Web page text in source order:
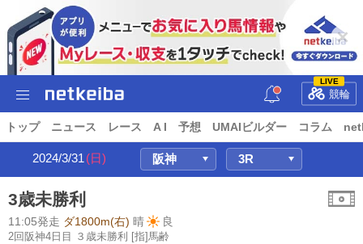
LIVE
競輪
トップ ニュース レース A I 予想 UMAIビルダー コラム
2024/3/31 (日)
3歳未勝利
11:05発走 ダ1800m(右) 晴 良
2回阪神4日目 ３歳未勝利 [指]馬齢